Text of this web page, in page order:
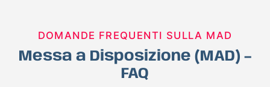
DOMANDE FREQUENTI SULLA MAD
Messa a Disposizione (MAD) –
FAQ